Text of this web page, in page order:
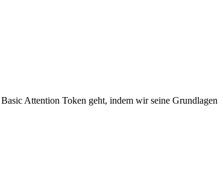
Attention Token geht, indem wir seine Grundlagen